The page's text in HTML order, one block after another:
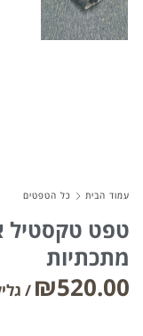
Blog
Forums
עמוד הבית כל הטפטים
טפט טקסטיל
מתכתיות
₪520.00